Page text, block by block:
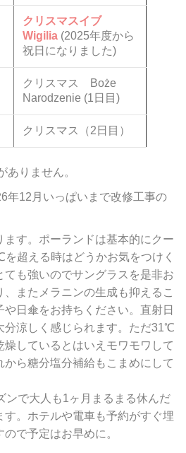
クリスマスイブ
Wigilia (2025年度から
祝日になりました)
クリスマス Boże
Narodzenie (1日目)
クリスマス（2日目）
ありません。
年12月いっぱいまで改修工事の
す。ポーランドは基本的にクー
超える時はどうかお気をつけく
ても強いのでサングラスを是非お
またメラニンの生成も抑えるこ
や日傘をお持ちください。直射日
分涼しく感じられます。ただ31℃
燥しているとはいえモワモワして
から糖分塩分補給もこまめにして
で大人も1ヶ月まるまる休んだ
す。ホテルや電車も予約がすぐ埋
で予定はお早めに。